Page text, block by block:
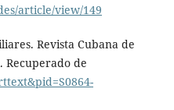
article/view/149
Revista Cubana de
Recuperado de